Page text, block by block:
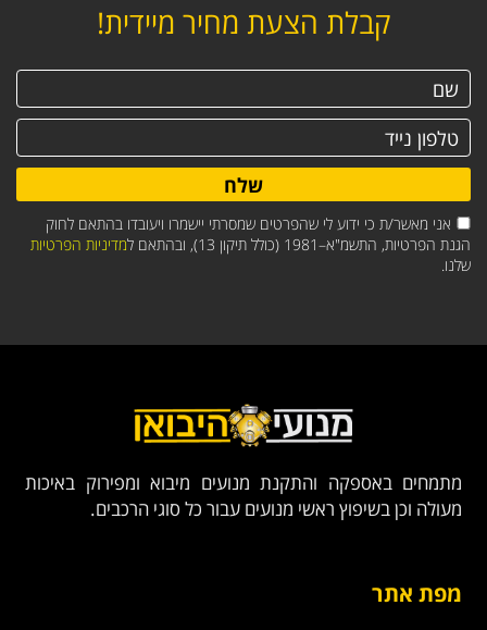
קבלת הצעת מחיר מיידית!
אני מאשר/ת כי ידוע לי שהפרטים שמסרתי יישמרו ויעובדו בהתאם לחוק
הגנת הפרטיות, התשמ"א–1981 (כולל תיקון 13), ובהתאם ל
מדיניות הפרטיות
שלנו.
שלח
מתמחים באספקה והתקנת מנועים מיבוא ומפירוק באיכות
מעולה וכן בשיפוץ ראשי מנועים עבור כל סוגי הרכבים.
מפת אתר